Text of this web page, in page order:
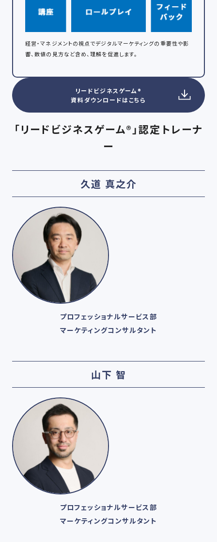
経営・マネジメントの視点でデジタルマーケティングの重要性や影
響、数値の見方など含め、理解を促進します。
リードビジネスゲーム®
資料ダウンロードはこちら
「リードビジネスゲーム®」認定トレーナ
ー
久道 真之介
プロフェッショナルサービス部
マーケティングコンサルタント
山下 智
プロフェッショナルサービス部
マーケティングコンサルタント